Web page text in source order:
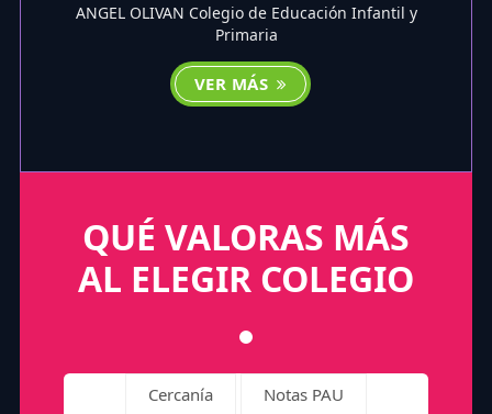
ANGEL OLIVAN Colegio de Educación Infantil y
Primaria
VER MÁS
QUÉ VALORAS MÁS
AL ELEGIR COLEGIO
Cercanía Notas PAU